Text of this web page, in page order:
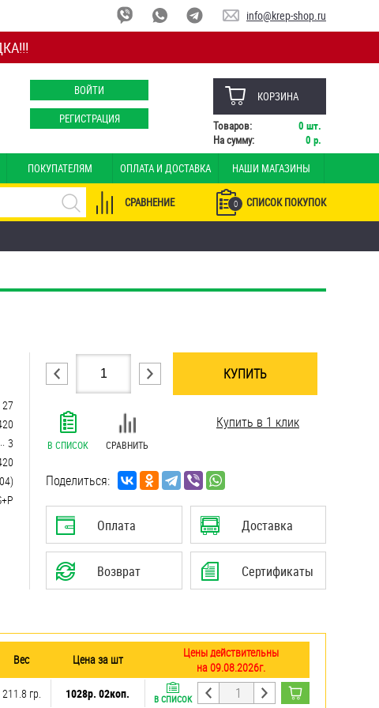
info@krep-shop.ru
ВОЙТИ
РЕГИСТРАЦИЯ
КОРЗИНА
Товаров: 0 шт.
На сумму:
0 р.
ПОКУПАТЕЛЯМ ОПЛАТА И ДОСТАВКА НАШИ МАГАЗИНЫ
0 СПИСОК ПОКУПОК
СРАВНЕНИЕ
27
3
КУПИТЬ
В СПИСОК СРАВНИТЬ
Купить в 1 клик
Поделиться:
Оплата Доставка
Возврат Сертификаты
Вес Цена за шт
Цены действительны
на 09.08.2026г.
211.8 гр. 1028р. 02коп. В СПИСОК